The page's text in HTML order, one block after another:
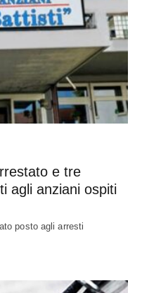
e tre
agli anziani ospiti
posto agli arresti